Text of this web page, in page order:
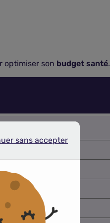
optimiser son budget santé.
85,39 €
115,77 €
sans accepter
sans accepter